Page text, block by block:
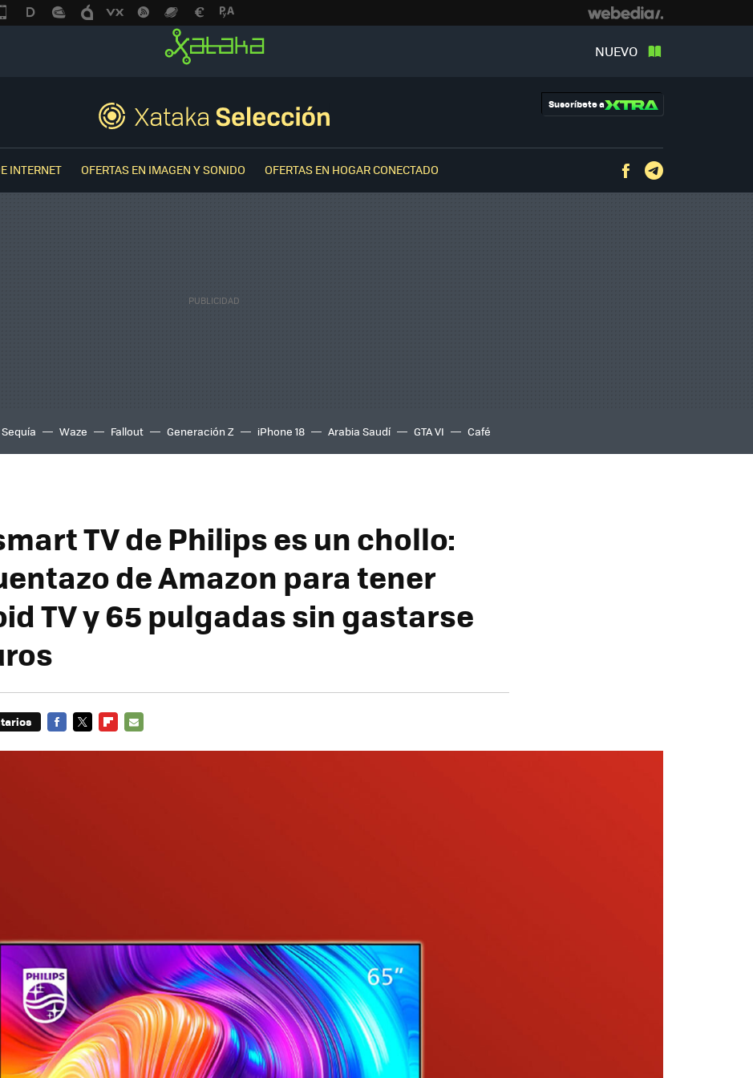
NUEVO
Suscríbete a
INTERNET OFERTAS EN IMAGEN Y SONIDO OFERTAS EN HOGAR CONECTADO Facebook
Sequía Waze Fallout Generación Z iPhone 18 Arabia Saudí GTA VI Café
TV de Philips es un chollo:
de Amazon para tener
TV y 65 pulgadas sin gastarse